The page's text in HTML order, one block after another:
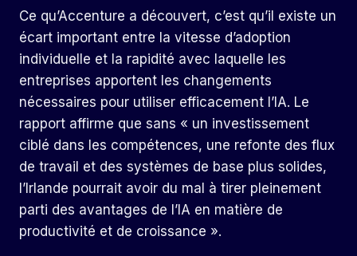
Ce qu’Accenture a découvert, c’est qu’il existe un
écart important entre la vitesse d’adoption
individuelle et la rapidité avec laquelle les
entreprises apportent les changements
nécessaires pour utiliser efficacement l’IA. Le
rapport affirme que sans « un investissement
ciblé dans les compétences, une refonte des flux
de travail et des systèmes de base plus solides,
l’Irlande pourrait avoir du mal à tirer pleinement
parti des avantages de l’IA en matière de
productivité et de croissance ».